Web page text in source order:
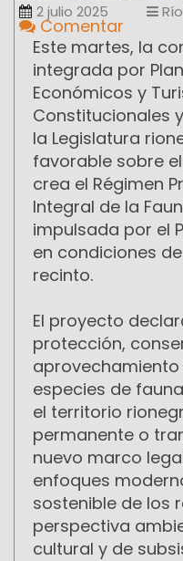
2 julio 2025
Comentar
Este martes, la
integrada por
Económicos y
Constitucionales
la Legislatura
favorable sobre
crea el Régimen
Integral de la
impulsada por el
en condiciones
recinto.
El proyecto
protección,
especies de
el territorio
permanente o
nuevo marco
enfoques
sostenible de los
perspectiva
cultural y de